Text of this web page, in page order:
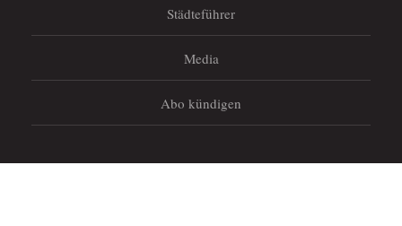
Städteführer
Media
Abo kündigen